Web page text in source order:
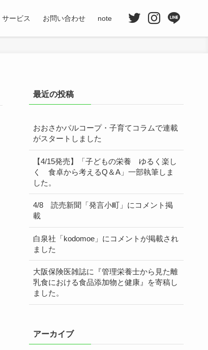
サービス お問い合わせ note
最近の投稿
おおさかパルコープ・子育てコラムで連載
がスタートしました
【4/15発売】「子どもの栄養 ゆるく楽し
く 食卓から考えるQ＆A」一部執筆しま
した。
4/8 読売新聞「発言小町」にコメント掲
載
白泉社「kodomoe」にコメントが掲載され
ました
大阪保険医雑誌に『管理栄養士から見た離
乳食における食品添加物と健康』を寄稿し
ました。
アーカイブ